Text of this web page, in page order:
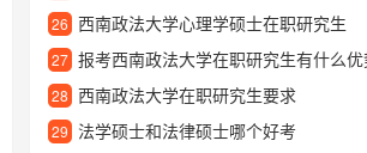
26 西南政法大学心理学硕士在职研究生
27 报考西南政法大学在职研究生有什么优势？适
28 西南政法大学在职研究生要求
29 法学硕士和法律硕士哪个好考